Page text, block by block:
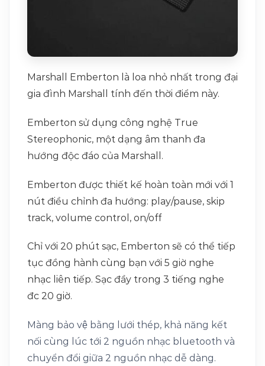
Marshall Emberton là loa nhỏ nhất trong đại
gia đình Marshall tính đến thời điểm này.
Emberton sử dụng công nghệ True
Stereophonic, một dạng âm thanh đa
hướng độc đáo của Marshall.
Emberton được thiết kế hoàn toàn mới với 1
nút điều chỉnh đa hướng: play/pause, skip
track, volume control, on/off
Chỉ với 20 phút sạc, Emberton sẽ có thể tiếp
tục đồng hành cùng bạn với 5 giờ nghe
nhạc liên tiếp. Sạc đầy trong 3 tiếng nghe
đc 20 giờ.
Màng bảo vệ bằng lưới thép, khả năng kết
nối cùng lúc tới 2 nguồn nhạc bluetooth và
chuyển đổi giữa 2 nguồn nhạc dễ dàng.